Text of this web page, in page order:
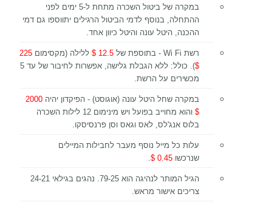
במקרה של ביטול השכרה מתחת ל-5 ימים לפני
ההתחלה, בנוסף לדמי הביטול הרגילים יתווספו גם דמי
ההכנה, היטל עונה והיטל כיוון אחד.
רשת Wi Fi - בתוספת של 12.5 $ ללילה (מקסימום 225
$
). כולל: ללא הגבלת גלישה, אפשרות לחיבור של עד 5
מכשירים על הרשת.
במקרה שחל היטל עונה (אוגוסט) - הפיקדון יהיה 2000
$
והוא מחוייב בפועל ויש מינימום 12 לילות השכרה
בלוס אנג'לס, לאס וגאס וסן פרנסיסקו.
עלות כל מייל נוסף מעבר לחבילות המיילים
שנרכשו 0.45 $
הגיל המותר לנהיגה הוא 79-25. נהגים בגילאי 24-21
צריכים אישור מראש.